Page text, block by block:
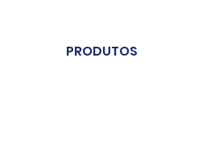
PRODUTOS